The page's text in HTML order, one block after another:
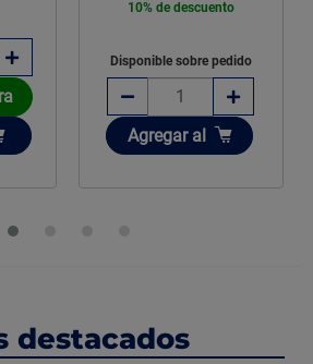
10% de descuento
Disponible sobre pedido
Añadir
Agregar al
destacados